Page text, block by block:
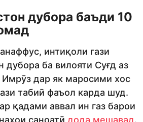
дубора баъди 10
интиқоли гази
дубора ба вилояти Суғд аз
Имрӯз дар як маросими хос
табиӣ фаъол карда шуд.
қадами аввал ин газ барои
саноатӣ дода мешавад.